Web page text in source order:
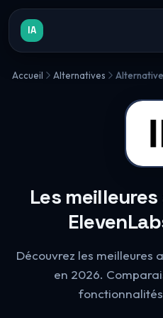
IA
Accueil Alternatives
Les
Découvrez les meilleures
en 2026.